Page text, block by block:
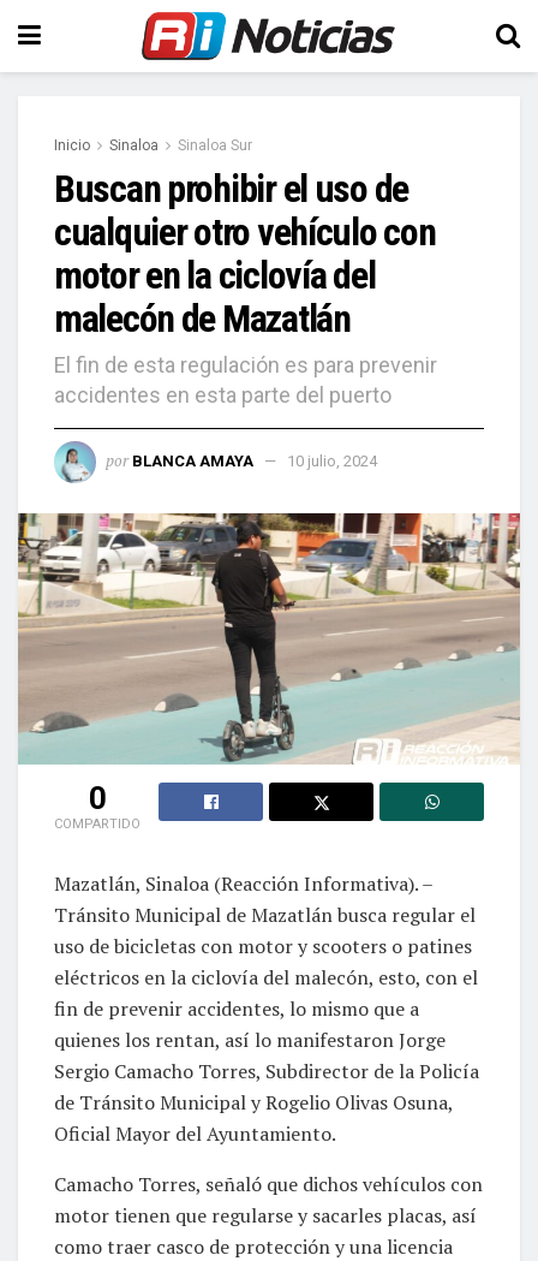
Inicio Sinaloa Sinaloa Sur
Buscan prohibir el uso de
cualquier otro vehículo con
motor en la ciclovía del
malecón de Mazatlán
El fin de esta regulación es para prevenir
accidentes en esta parte del puerto
por BLANCA AMAYA 10 julio, 2024
0
COMPARTIDO
Mazatlán, Sinaloa (Reacción Informativa). –
Tránsito Municipal de Mazatlán busca regular el
uso de bicicletas con motor y scooters o patines
eléctricos en la ciclovía del malecón, esto, con el
fin de prevenir accidentes, lo mismo que a
quienes los rentan, así lo manifestaron Jorge
Sergio Camacho Torres, Subdirector de la Policía
de Tránsito Municipal y Rogelio Olivas Osuna,
Oficial Mayor del Ayuntamiento.
Camacho Torres, señaló que dichos vehículos con
motor tienen que regularse y sacarles placas, así
como traer casco de protección y una licencia